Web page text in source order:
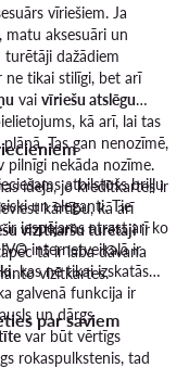
vīriešiem. Ja
matu aksesuāri un
dažādiem
ne tikai stilīgi, bet arī
vai vīriešu atslēgu
kā arī, lai tas
Tas gan nenozīmē,
pilnīgi nekāda nozīme.
ideja, jo kredītkartes ir
kārtību, kā arī
vizītkaršu turētājiir
tā ir laba dāvana
vizītkartes.
atbilstošs briļļu
un eleganti. Tie
ir iespējams atrast arī ko
internetveikalā ir
, kas ne tikai izskatās
galvenā funkcija ir
un dārgs
var būt vērtīgs
rokaspulkstenis, tad
par saviem